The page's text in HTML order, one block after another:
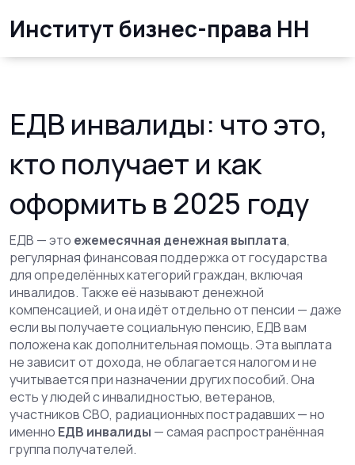
Институт бизнес-права НН
ЕДВ инвалиды: что это,
кто получает и как
оформить в 2025 году
ЕДВ — это ежемесячная денежная выплата,
регулярная финансовая поддержка от государства
для определённых категорий граждан, включая
инвалидов. Также её называютденежной
компенсацией, и она идёт отдельно от пенсии — даже
если вы получаете социальную пенсию, ЕДВ вам
положена как дополнительная помощь. Эта выплата
не зависит от дохода, не облагается налогом и не
учитывается при назначении других пособий. Она
есть у людей с инвалидностью, ветеранов,
участников СВО, радиационных пострадавших — но
именно ЕДВ инвалиды — самая распространённая
группа получателей.